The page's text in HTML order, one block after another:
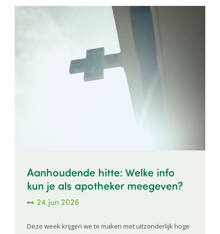
Aanhoudende hitte: Welke info
kun je als apotheker meegeven?
24 jun 2026
Deze week krijgen we te maken met uitzonderlijk hoge